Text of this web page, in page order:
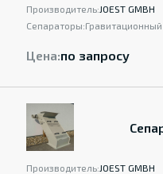
Производитель:JOEST GMBH
Сепараторы:
Цена:по запросу
Производитель:JOEST GMBH